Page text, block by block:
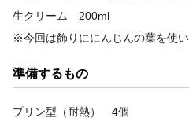
生クリーム 200ml
※今回は飾りににんじんの葉を使
準備するもの
プリン型（耐熱） 4個